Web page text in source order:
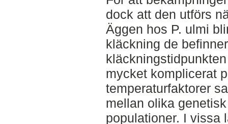
dock att den utförs
Äggen hos P. ulmi
kläckning de
mycket komplicerat
temperaturfaktorer
mellan olika
populationer. I vissa